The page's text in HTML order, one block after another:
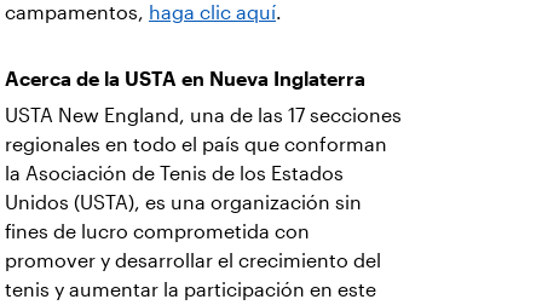
campamentos, haga clic aquí.
Acerca de la USTA en Nueva Inglaterra
USTA New England, una de las 17 secciones
regionales en todo el país que conforman
la Asociación de Tenis de los Estados
Unidos (USTA), es una organización sin
fines de lucro comprometida con
promover y desarrollar el crecimiento del
tenis y aumentar la participación en este